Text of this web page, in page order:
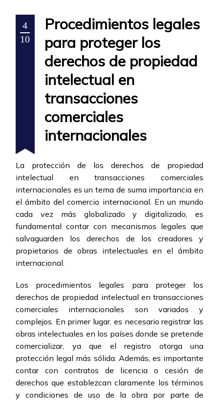
4
10
Procedimientos legales
para proteger los
derechos de propiedad
intelectual en
transacciones
comerciales
internacionales
La protección de los derechos de propiedad
intelectual en transacciones comerciales
internacionales es un tema de suma importancia en
el ámbito del comercio internacional. En un mundo
cada vez más globalizado y digitalizado, es
fundamental contar con mecanismos legales que
salvaguarden los derechos de los creadores y
propietarios de obras intelectuales en el ámbito
internacional.
Los procedimientos legales para proteger los
derechos de propiedad intelectual en transacciones
comerciales internacionales son variados y
complejos. En primer lugar, es necesario registrar las
obras intelectuales en los países donde se pretende
comercializar, ya que el registro otorga una
protección legal más sólida. Además, es importante
contar con contratos de licencia o cesión de
derechos que establezcan claramente los términos
y condiciones de uso de la obra por parte de